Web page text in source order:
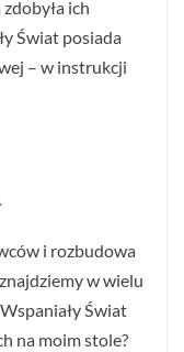
ich
Świat posiada
– w instrukcji
i rozbudowa
w wielu
Świat
na moim stole?